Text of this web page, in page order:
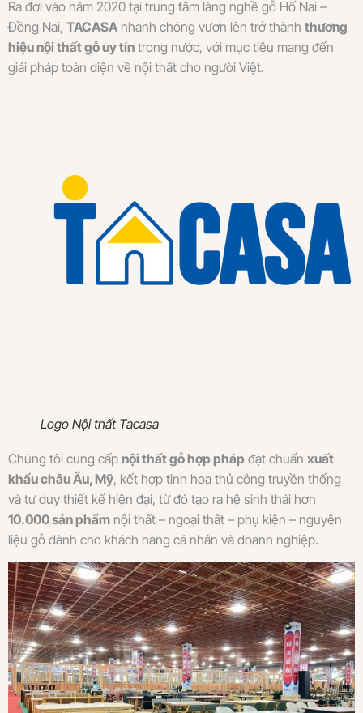
Ra đời vào năm 2020 tại trung tâm làng nghề gỗ Hố Nai –
Đồng Nai, TACASA nhanh chóng vươn lên trở thành thương
hiệu nội thất gỗ uy tín trong nước, với mục tiêu mang đến
giải pháp toàn diện về nội thất cho người Việt.
Logo Nội thất Tacasa
Chúng tôi cung cấp nội thất gỗ hợp pháp đạt chuẩn xuất
khẩu châu Âu, Mỹ, kết hợp tinh hoa thủ công truyền thống
và tư duy thiết kế hiện đại, từ đó tạo ra hệ sinh thái hơn
10.000 sản phẩm nội thất – ngoại thất – phụ kiện – nguyên
liệu gỗ dành cho khách hàng cá nhân và doanh nghiệp.